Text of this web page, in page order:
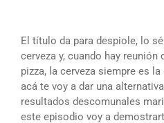
El título da para despiole, lo
cerveza y, cuando hay
pizza, la cerveza siempre es
acá te voy a dar una
resultados descomunales
este episodio voy a